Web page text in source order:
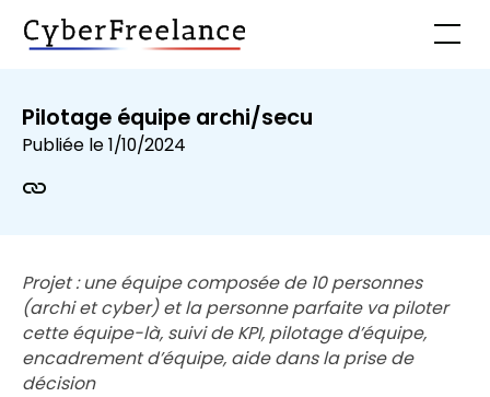
Pilotage équipe archi/secu
Publiée le1/10/2024
Projet : une équipe composée de 10 personnes
(archi et cyber) et la personne parfaite va piloter
cette équipe-là, suivi de KPI, pilotage d’équipe,
encadrement d’équipe, aide dans la prise de
décision